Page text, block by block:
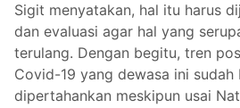
Sigit menyatakan, hal itu harus
dan evaluasi agar hal yang
terulang. Dengan begitu, tren
Covid-19 yang dewasa ini sudah
dipertahankan meskipun usai